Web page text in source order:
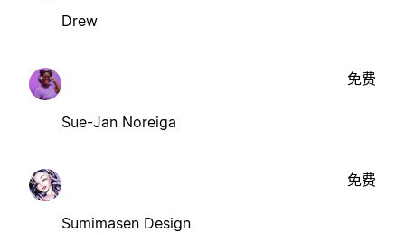
Drew
Sue-Jan Noreiga
免费
Sumimasen Design
免费